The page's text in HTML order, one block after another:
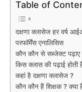
Table of
दक्षणा क्लासेज हर वर्ष
परफॉर्मेंस एनालिसिस
कौन कौन से सब्जेक्ट
किस क्लास की पढ़ाई होती
कहां है दक्षणा क्लासेज ?
कौन कौन हैं शिक्षक ? क्या